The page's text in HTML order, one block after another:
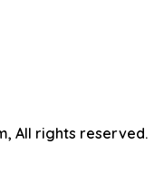
All rights reserved.